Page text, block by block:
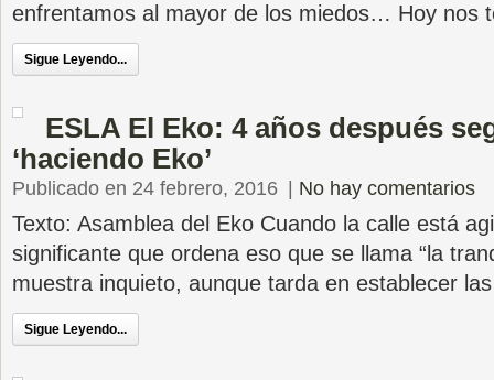
enfrentamos al mayor de los miedos… Hoy nos
Sigue Leyendo...
ESLA El Eko: 4 años después
‘haciendo Eko’
Publicado en 24 febrero, 2016 No hay comentarios
Texto: Asamblea del Eko Cuando la calle está
significante que ordena eso que se llama “la
muestra inquieto, aunque tarda en establecer
Sigue Leyendo...